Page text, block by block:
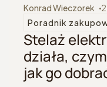
Konrad Wieczorek
Poradnik
Stelaż
działa,
jak go